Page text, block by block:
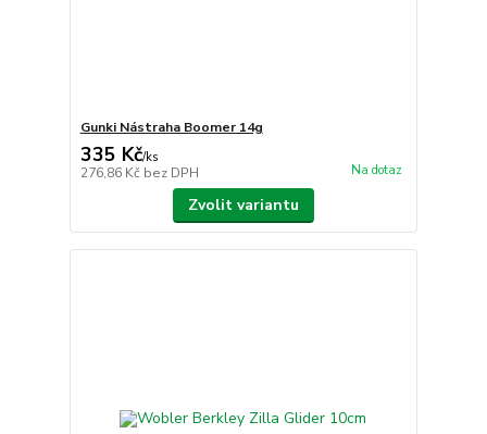
Gunki Nástraha Boomer 14g
335 Kč/ks
276,86 Kč bez DPH Na dotaz
Zvolit variantu